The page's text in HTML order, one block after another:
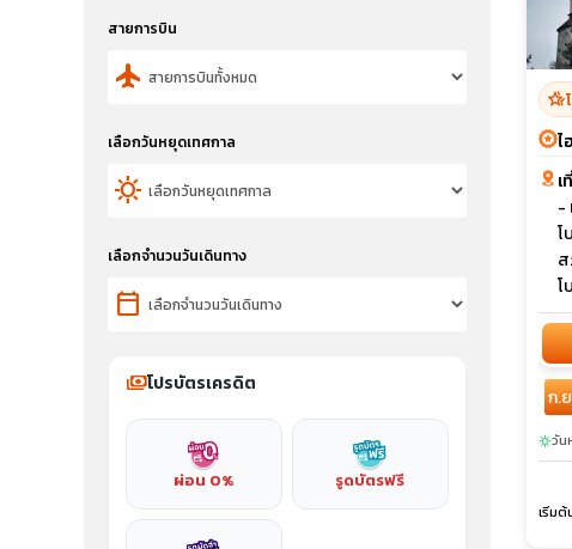
สายการบิน
flight
เลือกวันหยุดเทศกาล
sunny
เลือกจำนวนวันเดินทาง
calendar_today
paymentsโปรบัตรเครดิต
ผ่อน 0% รูดบัตรฟรี
hotel_class
ไ
เ
-
โ
โ
ก.
sunnyวัน
เริ่มต้